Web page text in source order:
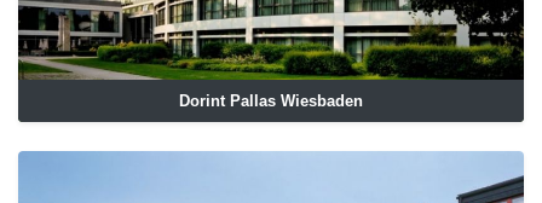
Dorint Pallas Wiesbaden